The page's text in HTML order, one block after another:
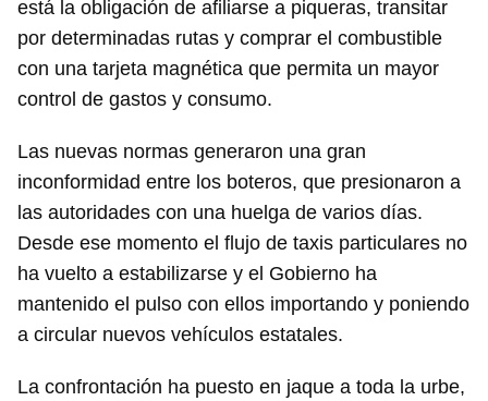
está la obligación de afiliarse a piqueras, transitar
por determinadas rutas y comprar el combustible
con una tarjeta magnética que permita un mayor
control de gastos y consumo.
Las nuevas normas generaron una gran
inconformidad entre los boteros, que presionaron a
las autoridades con una huelga de varios días.
Desde ese momento el flujo de taxis particulares no
ha vuelto a estabilizarse y el Gobierno ha
mantenido el pulso con ellos importando y poniendo
a circular nuevos vehículos estatales.
La confrontación ha puesto en jaque a toda la urbe,